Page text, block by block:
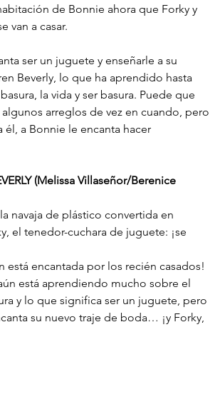
de Bonnie ahora que Forky y
van a casar.
ser un juguete y enseñarle a su
Beverly, lo que ha aprendido hasta
la vida y ser basura. Puede que
arreglos de vez en cuando, pero
él, a Bonnie le encanta hacer
(Melissa Villaseñor/Berenice
navaja de plástico convertida en
el tenedor-cuchara de juguete: ¡se
está encantada por los recién casados!
está aprendiendo mucho sobre el
y lo que significa ser un juguete, pero
su nuevo traje de boda… ¡y Forky,